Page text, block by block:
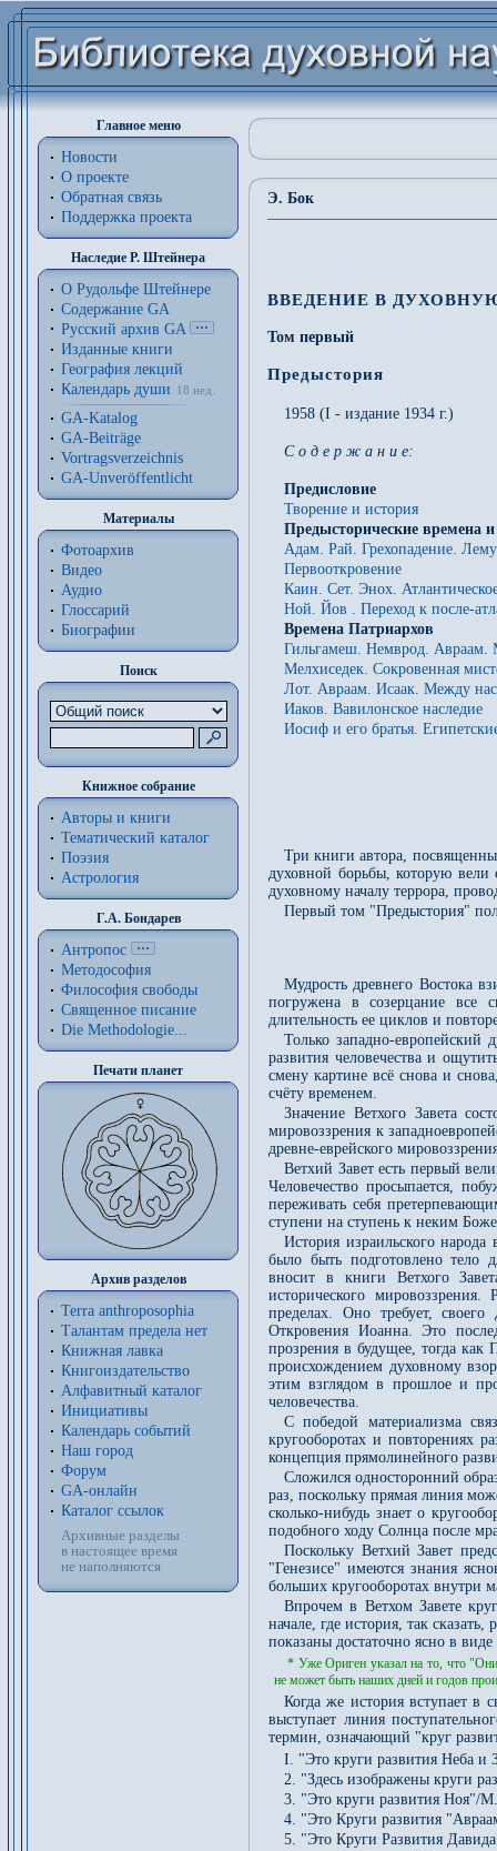
Главное меню
Новости
О проекте
Обратная связь
Поддержка проекта
Наследие Р. Штейнера
О Рудольфе Штейнере
Содержание GA
Русский архив GA
Изданные книги
География лекций
Календарь души
18 нед.
GA-Katalog
GA-Beiträge
Vortragsverzeichnis
GA-Unveröffentlicht
Материалы
Фотоархив
Видео
Аудио
Глоссарий
Биографии
Поиск
Книжное собрание
Авторы и книги
Тематический каталог
Поэзия
Астрология
Г.А. Бондарев
Антропос
Методософия
Философия cвободы
Священное писание
Die Methodologie...
Печати планет
Архив разделов
Terra anthroposophia
Талантам предела нет
Книжная лавка
Книгоиздательство
Алфавитный каталог
Инициативы
Календарь событий
Наш город
Форум
GA-онлайн
Каталог ссылок
Архивные разделы
в настоящее время
не наполняются
Э. Бок
ВВЕДЕНИЕ В
Том первый
Предыстория
1958 (I - издание 1934 г.)
С о д е р ж а н и е:
Предисловие
Творение и история
Предысторические времена
Адам. Рай. Грехопадение.
Первооткровение
Каин. Сет. Энох.
Ной. Йов . Переход к после-
Времена Патриархов
Гильгамеш. Немврод.
Мелхиседек. Сокровенная
Лот. Авраам. Исаак. Между
Иаков. Вавилонское наследие
Иосиф и его братья.
Три книги автора,
духовной борьбы, которую
духовному началу террора,
Первый том "Предыстория"
Мудрость древнего Востока
погружена в созерцание все
длительность ее циклов и
Только западно-европейский
развития человечества и
смену картине всё снова и
счёту временем.
Значение Ветхого Завета
мировоззрения к
древне-еврейского
Ветхий Завет есть первый
Человечество просыпается,
переживать себя
ступени на ступень к неким
История израильского
было быть подготовлено тело
вносит в книги Ветхого
исторического
пределах. Оно требует,
Откровения Иоанна. Это
прозрения в будущее, тогда
происхождением духовному
этим взглядом в прошлое и
человечества.
С победой материализма
кругооборотах и повторениях
концепция прямолинейного
Сложился односторонний
раз, поскольку прямая линия
сколько-нибудь знает о
подобного ходу Солнца после
Поскольку Ветхий Завет
"Генезисе" имеются знания
больших кругооборотах внутри
Впрочем в Ветхом Завете
начале, где история, так
показаны достаточно ясно в
* Уже Ориген указал на то, что
не может быть наших дней и годов
Когда же история вступает в
выступает линия
термин, означающий "круг
I. "Это круги развития Неба
2. "Здесь изображены круги
3. "Это круги развития Ноя"/
4. "Это Круги развития
5. "Это Круги Развития